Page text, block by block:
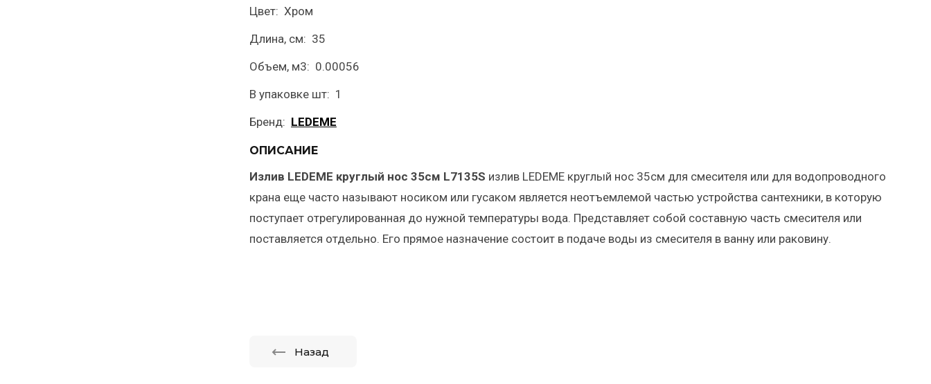
Цвет: Хром
Длина, см: 35
Объем, м3: 0.00056
В упаковке шт: 1
Бренд: LEDEME
ОПИСАНИЕ
Излив LEDEME круглый нос 35см L7135S излив LEDEME круглый нос 35см для смесителя или для водопроводного
крана еще часто называют носиком или гусаком является неотъемлемой частью устройства сантехники, в которую
поступает отрегулированная до нужной температуры вода. Представляет собой составную часть смесителя или
поставляется отдельно. Его прямое назначение состоит в подаче воды из смесителя в ванну или раковину.
Назад